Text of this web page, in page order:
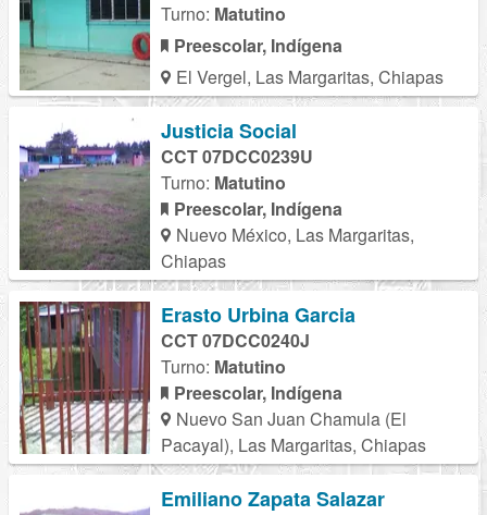
Turno: Matutino
Preescolar, Indígena
El Vergel, Las Margaritas, Chiapas
Justicia Social
CCT 07DCC0239U
Turno: Matutino
Preescolar, Indígena
Nuevo México, Las Margaritas,
Chiapas
Erasto Urbina Garcia
CCT 07DCC0240J
Turno: Matutino
Preescolar, Indígena
Nuevo San Juan Chamula (El
Pacayal), Las Margaritas, Chiapas
Emiliano Zapata Salazar